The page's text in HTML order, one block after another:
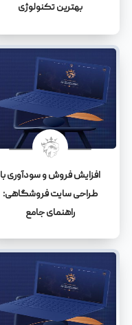
بهترین تکنولوژی
افزایش فروش و سودآوری با
طراحی سایت فروشگاهی:
راهنمای جامع